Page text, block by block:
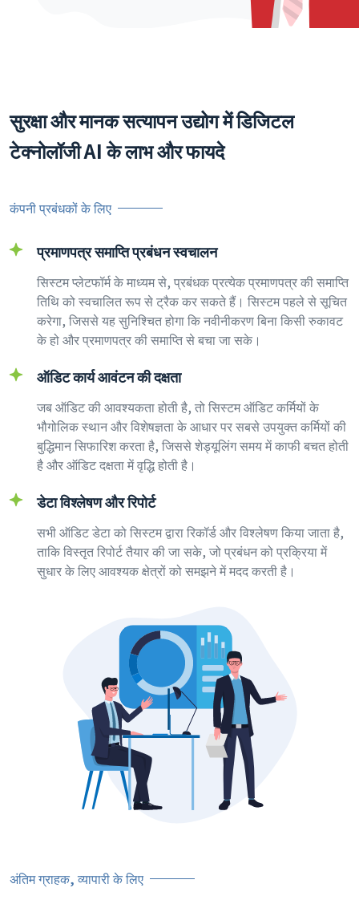
सुरक्षा और मानक सत्यापन उद्योग में डिजिटल
टेक्नोलॉजी AI के लाभ और फायदे
कंपनी प्रबंधकों के लिए
प्रमाणपत्र समाप्ति प्रबंधन स्वचालन
सिस्टम प्लेटफॉर्म के माध्यम से, प्रबंधक प्रत्येक प्रमाणपत्र की समाप्ति
तिथि को स्वचालित रूप से ट्रैक कर सकते हैं। सिस्टम पहले से सूचित
करेगा, जिससे यह सुनिश्चित होगा कि नवीनीकरण बिना किसी रुकावट
के हो और प्रमाणपत्र की समाप्ति से बचा जा सके।
ऑडिट कार्य आवंटन की दक्षता
जब ऑडिट की आवश्यकता होती है, तो सिस्टम ऑडिट कर्मियों के
भौगोलिक स्थान और विशेषज्ञता के आधार पर सबसे उपयुक्त कर्मियों की
बुद्धिमान सिफारिश करता है, जिससे शेड्यूलिंग समय में काफी बचत होती
है और ऑडिट दक्षता में वृद्धि होती है।
डेटा विश्लेषण और रिपोर्ट
सभी ऑडिट डेटा को सिस्टम द्वारा रिकॉर्ड और विश्लेषण किया जाता है,
ताकि विस्तृत रिपोर्ट तैयार की जा सके, जो प्रबंधन को प्रक्रिया में
सुधार के लिए आवश्यक क्षेत्रों को समझने में मदद करती है।
अंतिम ग्राहक, व्यापारी के लिए